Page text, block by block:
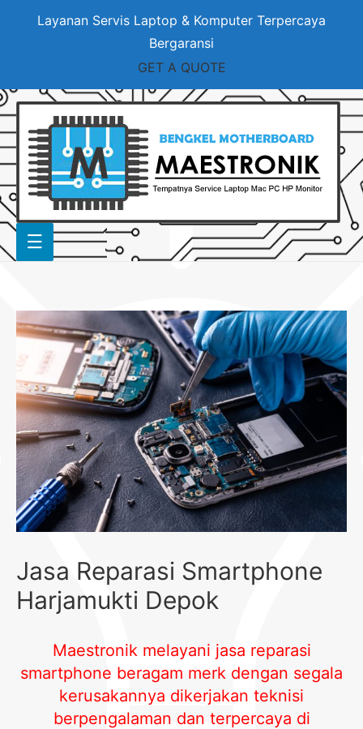
Layanan Servis Laptop & Komputer Terpercaya
Bergaransi
GET A QUOTE
Jasa Reparasi Smartphone
Harjamukti Depok
Maestronik melayani jasa reparasi
smartphone beragam merk dengan segala
kerusakannya dikerjakan teknisi
berpengalaman dan terpercaya di